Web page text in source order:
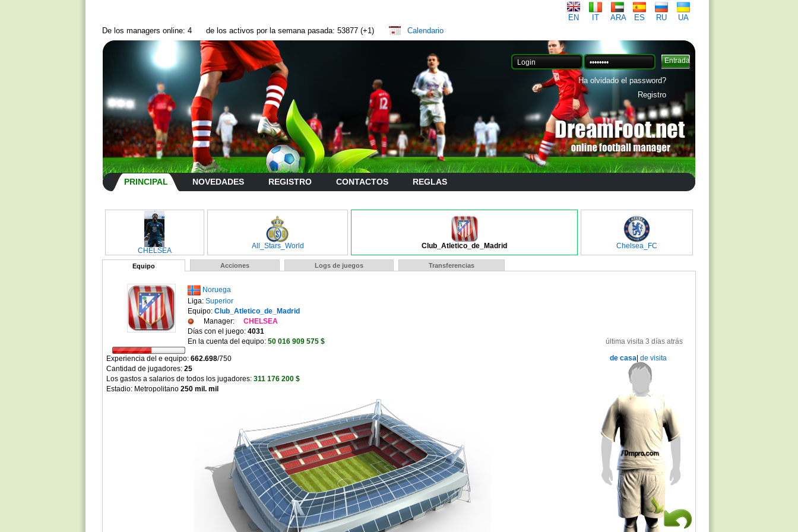
EN IT ARA ES RU
UA
De los managers online: 4
de los activos por la semana pasada: 53877 (+1) Calendario
Ha olvidado el password?
Registro
PRINCIPAL NOVEDADES REGISTRO CONTACTOS REGLAS
CHELSEA
All_Stars_World Club_Atletico_de_Madrid Chelsea_FC
Equipo Acciones Logs de juegos Transferencias
Noruega
Liga: Superior
Equipo: Club_Atletico_de_Madrid
Manager:
CHELSEA
Días con el juego: 4031
última visita 3 días atrás
En la cuenta del equipo: 50 016 909 575 $
Experiencia del e equipo: 662.698/750
Cantidad de jugadores: 25
Los gastos a salarios de todos los jugadores: 311 176 200 $
Estadio: Metropolitano 250 mil. mil
de casa de visita